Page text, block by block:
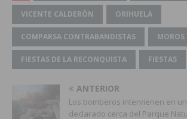
VICENTE CALDERÓN ORIHUELA
COMPARSA CONTRABANDISTAS MOROS
FIESTAS DE LA RECONQUISTA FIESTAS
ANTERIOR
Los bomberos intervienen en
declarado cerca del Parque